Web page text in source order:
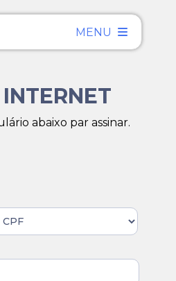
MENU
INTERNET
abaixo par assinar.